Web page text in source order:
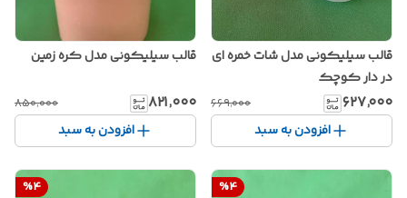
قالب سیلیکونی مدل شات خمره ای
در دار کوچک
۶۲۷٬۰۰۰ ۶۶۹٬۰۰۰
افزودن به سبد
قالب سیلیکونی مدل کره زمین
۸۲۱٬۰۰۰ ۸۵۰٬۰۰۰
افزودن به سبد
%4
%4